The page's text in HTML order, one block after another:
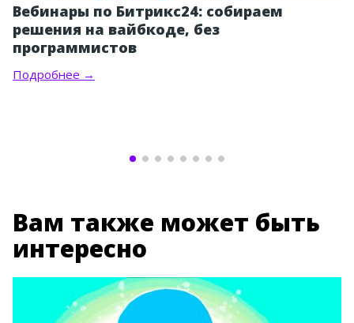
Вебинары по Битрикс24: собираем
решения на вайбкоде, без
программистов
Подробнее →
Вам также может быть
интересно